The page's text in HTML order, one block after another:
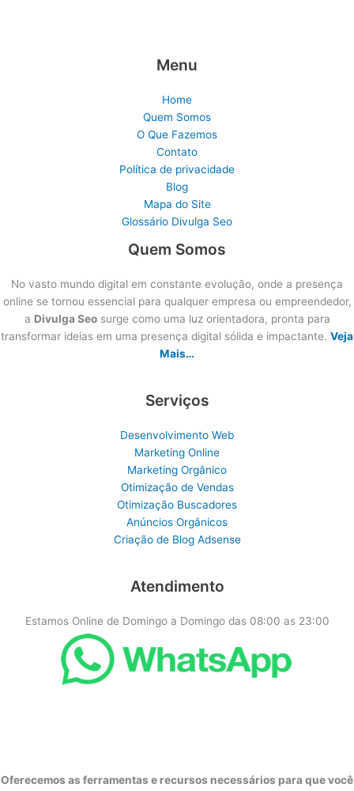
Menu
Home
Quem Somos
O Que Fazemos
Contato
Política de privacidade
Blog
Mapa do Site
Glossário Divulga Seo
Quem Somos
No vasto mundo digital em constante evolução, onde a presença
online se tornou essencial para qualquer empresa ou empreendedor,
a Divulga Seosurge como uma luz orientadora, pronta para
transformar ideias em uma presença digital sólida e impactante. Veja
Mais…
Serviços
Desenvolvimento Web
Marketing Online
Marketing Orgânico
Otimização de Vendas
Otimização Buscadores
Anúncios Orgânicos
Criação de Blog Adsense
Atendimento
Estamos Online de Domingo a Domingo das 08:00 as 23:00
Oferecemos as ferramentas e recursos necessários para que você